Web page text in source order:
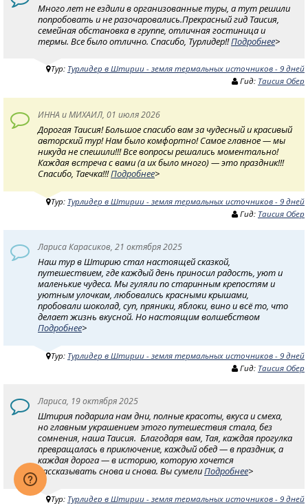
Много лет не ездили в организованные туры, а тут решили
попробовать и не разочаровались.Прекрасный гид Таисия,
семейная обстановка в группе, отличная гостиница и
термы. Все было отлично. Спасибо, Турлидер!!Подробнее>
Тур: Турлидер в Штирии - земля термальных источников - 9 дней
Гид: Таисия Обер
ИННА и МИХАИЛ, 01 июля 2026
Дорогая Таисия! Большое спасибо вам за чудесный и красивый
авторский тур! Нам было комфортно! Самое главное — мы
никуда не спешили!!! Все вопросы решались моментально!
Каждая встреча с вами (а их было много) — это праздник!!!
Спасибо, Таечка!!!Подробнее>
Тур: Турлидер в Штирии - земля термальных источников - 9 дней
Гид: Таисия Обер
Лариса Карасиков, 21 октября 2025
Наш тур в Штирию стал настоящей сказкой,
путешествием, где каждый день приносил радость, уют и
маленькие чудеса. Мы гуляли по старинным крепостям и
уютным улочкам, любовались красными крышами,
пробовали шоколад, суп, пряники, яблоки, вино и всё то, что
делает жизнь вкусной. Но настоящим волшебством
Подробнее>
Тур: Турлидер в Штирии - земля термальных источников - 9 дней
Гид: Таисия Обер
Лариса, 19 октября 2025
Штирия подарила нам дни, полные красоты, вкуса и смеха,
но главным украшением этого путешествия стала, без
сомнения, наша Таисия. Благодаря вам, Тая, каждая прогулка
превращалась в приключение, каждый обед — в праздник, а
каждая дорога — в историю, которую хочется
рассказывать снова и снова. Вы сумелиПодробнее>
Тур: Турлидер в Штирии - земля термальных источников - 9 дней